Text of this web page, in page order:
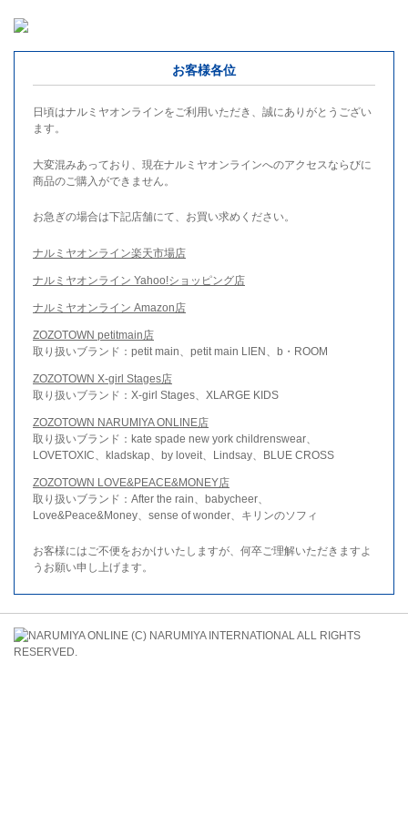
お客様各位
日頃はナルミヤオンラインをご利用いただき、誠にありがとうござい
ます。
大変混みあっており、現在ナルミヤオンラインへのアクセスならびに
商品のご購入ができません。
お急ぎの場合は下記店舗にて、お買い求めください。
ナルミヤオンライン楽天市場店
ナルミヤオンライン Yahoo!ショッピング店
ナルミヤオンライン Amazon店
ZOZOTOWN petitmain店
取り扱いブランド：petit main、petit main LIEN、b・ROOM
ZOZOTOWN X-girl Stages店
取り扱いブランド：X-girl Stages、XLARGE KIDS
ZOZOTOWN NARUMIYA ONLINE店
取り扱いブランド：kate spade new york childrenswear、
LOVETOXIC、kladskap、by loveit、Lindsay、BLUE CROSS
ZOZOTOWN LOVE&PEACE&MONEY店
取り扱いブランド：After the rain、babycheer、
Love&Peace&Money、sense of wonder、キリンのソフィ
お客様にはご不便をおかけいたしますが、何卒ご理解いただきますよ
うお願い申し上げます。